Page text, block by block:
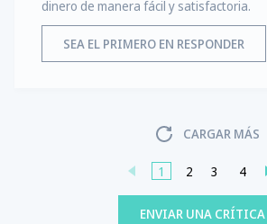
dinero de manera fácil y satisfactoria.
SEA EL PRIMERO EN RESPONDER
CARGAR MÁS
1 2 3 4
ENVIAR UNA CRÍTICA